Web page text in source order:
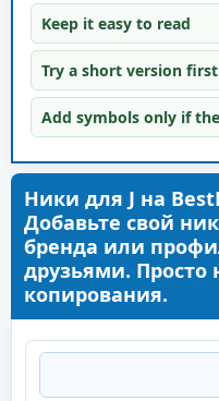
Keep it easy to read
Try a short version first
Add symbols only if
Ники для J на
Добавьте свой
бренда или
друзьями.
копирования.